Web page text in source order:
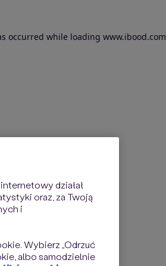
occurred while loading www.ibood.com
działał
oraz, za Twoją
i
Wybierz „Odrzuć
albo samodzielnie